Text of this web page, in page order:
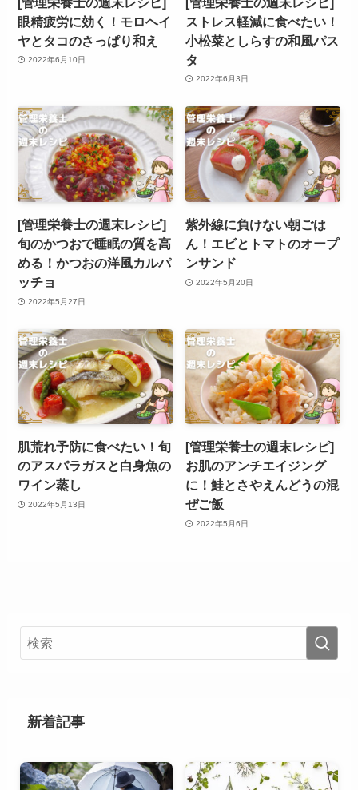
眼精疲労に効く！モロヘイ
ヤとタコのさっぱり和え
2022年6月10日
ストレス軽減に食べたい！
小松菜としらすの和風パス
タ
2022年6月3日
[管理栄養士の週末レシピ]
旬のかつおで睡眠の質を高
める！かつおの洋風カルパ
ッチョ
2022年5月27日
紫外線に負けない朝ごは
ん！エビとトマトのオープ
ンサンド
2022年5月20日
肌荒れ予防に食べたい！旬
のアスパラガスと白身魚の
ワイン蒸し
2022年5月13日
[管理栄養士の週末レシピ]
お肌のアンチエイジング
に！鮭とさやえんどうの混
ぜご飯
2022年5月6日
新着記事